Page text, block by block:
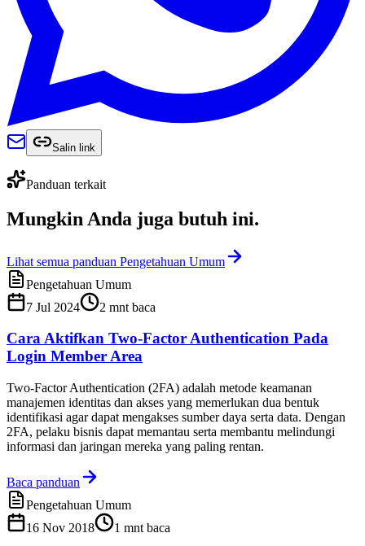
Salin link
Panduan terkait
Mungkin Anda juga butuh ini.
Lihat semua panduan Pengetahuan Umum
Pengetahuan Umum
7 Jul 2024
2 mnt baca
Cara Aktifkan Two-Factor Authentication Pada
Login Member Area
Two-Factor Authentication (2FA) adalah metode keamanan
manajemen identitas dan akses yang memerlukan dua bentuk
identifikasi agar dapat mengakses sumber daya serta data. Dengan
2FA, pelaku bisnis dapat memantau serta membantu melindungi
informasi dan jaringan mereka yang paling rentan.
Baca panduan
Pengetahuan Umum
16 Nov 2018
1 mnt baca